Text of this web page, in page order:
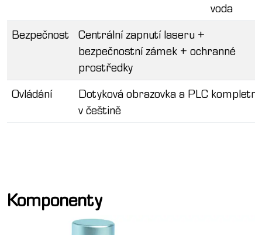
voda
Bezpečnost
Centrální zapnutí laseru +
bezpečnostní zámek + ochranné
prostředky
Ovládání
Dotyková obrazovka a PLC kompletně
v češtině
Komponenty